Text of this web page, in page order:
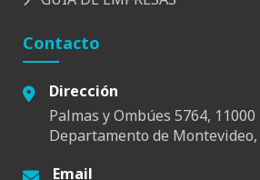
Contacto
Dirección
Palmas y Ombúes 5764,
Departamento de
Email